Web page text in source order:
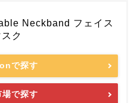
Neckband フェイス
ク
で探す
場で探す